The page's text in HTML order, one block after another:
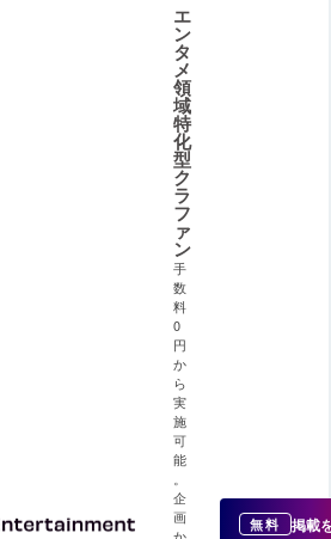
エ
ン
タ
メ
領
域
特
化
型
ク
ラ
フ
ァ
ン
手
数
料
0
円
か
ら
実
施
可
能
企
画
か
無料 掲載